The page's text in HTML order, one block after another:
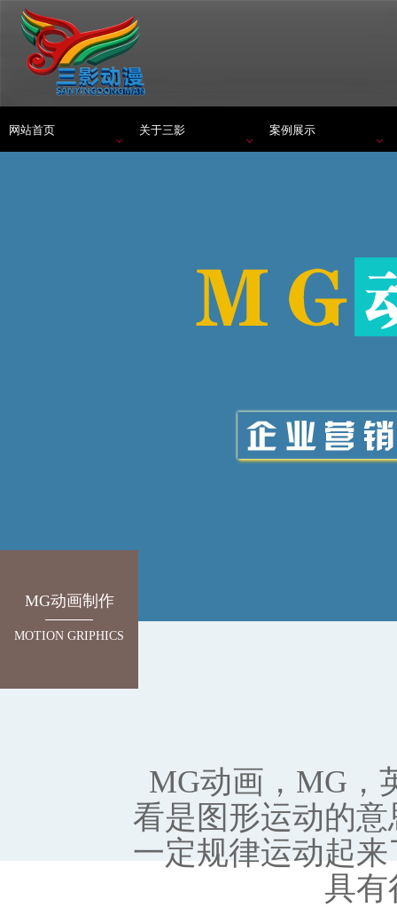
网站首页 关于三影 案例展示
MG动画制作
MOTION GRIPHICS
MG动画，MG，
看是图形运动的
一定规律运动起
具有